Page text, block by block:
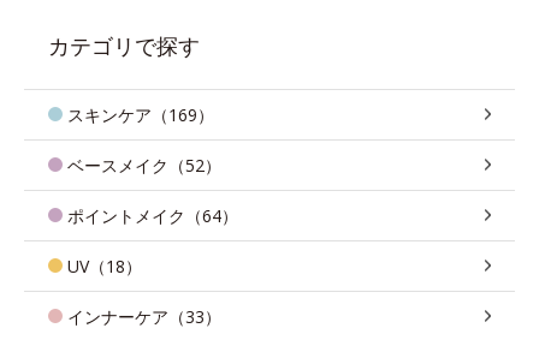
カテゴリで探す
スキンケア（169）
ベースメイク（52）
ポイントメイク（64）
UV（18）
インナーケア（33）